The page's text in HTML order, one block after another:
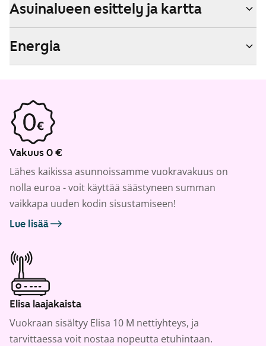
Asuinalueen esittely ja kartta
Energia
Vakuus 0 €
Lähes kaikissa asunnoissamme vuokravakuus on
nolla euroa - voit käyttää säästyneen summan
vaikkapa uuden kodin sisustamiseen!
Lue lisää
Elisa laajakaista
Vuokraan sisältyy Elisa 10 M nettiyhteys, ja
tarvittaessa voit nostaa nopeutta etuhintaan.